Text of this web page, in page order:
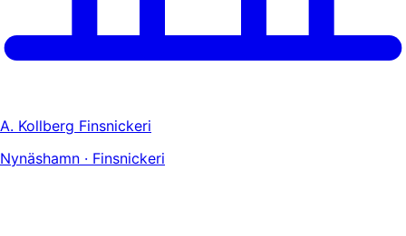
A. Kollberg Finsnickeri
Nynäshamn · Finsnickeri